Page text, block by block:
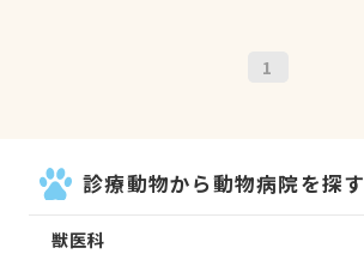
1
診療動物から動物病院を探す
獣医科